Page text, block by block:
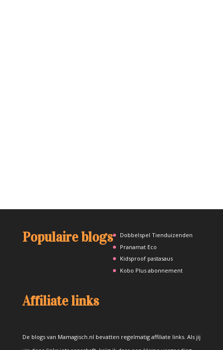
Populaire blogs
Dobbelspel Tienduizenden
Pranamat Eco
Kidsproof pastasaus
Kobo Plus abonnement
Affiliate links
De blogs van Mamagisch.nl bevatten regelmatig affiliate links. Als jij